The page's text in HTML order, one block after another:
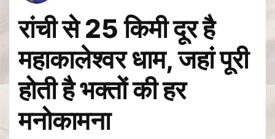
रांची से 25 किमी दूर है
महाकालेश्वर धाम, जहां पूरी
होती है भक्तों की हर
मनोकामना